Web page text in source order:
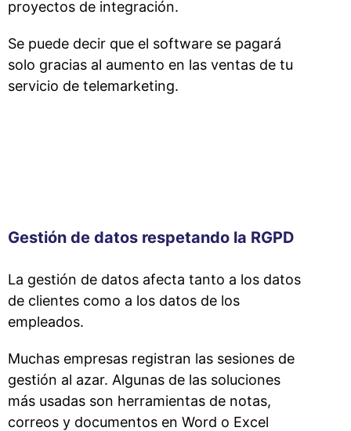
proyectos de integración.
Se puede decir que el software se pagará
solo gracias al aumento en las ventas de tu
servicio de telemarketing.
Gestión de datos respetando la RGPD
La gestión de datos afecta tanto a los datos
de clientes como a los datos de los
empleados.
Muchas empresas registran las sesiones de
gestión al azar. Algunas de las soluciones
más usadas son herramientas de notas,
correos y documentos en Word o Excel